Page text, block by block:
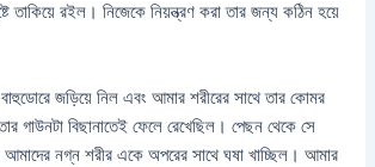
তাকিয়ে রইল। নিজেকে নিয়ন্ত্রণ করা তার জন্য কঠিন হয়ে
জড়িয়ে নিল এবং আমার শরীরের সাথে তার কোমর
গাউনটা বিছানাতেই ফেলে রেখেছিল। পেছন থেকে সে
নগ্ন শরীর একে অপরের সাথে ঘষা খাচ্ছিল। আমার